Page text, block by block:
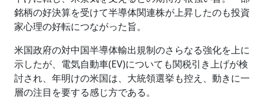
銘柄の好決算を受けて半導体関連株が上昇したのも投資
家心理の好転につながった旨。
米国政府の対中国半導体輸出規制のさらなる強化を上に
示したが、電気自動車(EV)についても関税引き上げが検
討され、年明けの米国は、大統領選挙も控え、動きに一
層の注目を要する感じ方である。